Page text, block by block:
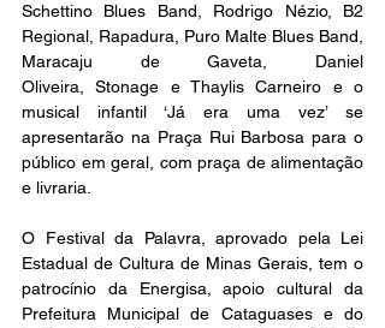
Schettino Blues Band, Rodrigo Nézio, B2
Regional, Rapadura, Puro Malte Blues Band,
Maracaju de Gaveta, Daniel
Oliveira, Stonage e Thaylis Carneiro e o
musical infantil ‘Já era uma vez’ se
apresentarão na Praça Rui Barbosa para o
público em geral, com praça de alimentação
e livraria.
O Festival da Palavra, aprovado pela Lei
Estadual de Cultura de Minas Gerais, tem o
patrocínio da Energisa, apoio cultural da
Prefeitura Municipal de Cataguases e do